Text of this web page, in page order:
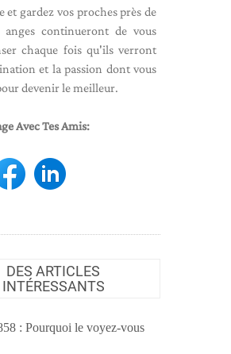
et gardez vos proches près de
anges continueront de vous
chaque fois qu'ils verront
et la passion dont vous
devenir le meilleur.
Avec Tes Amis:
DES ARTICLES
INTÉRESSANTS
: Pourquoi le voyez-vous